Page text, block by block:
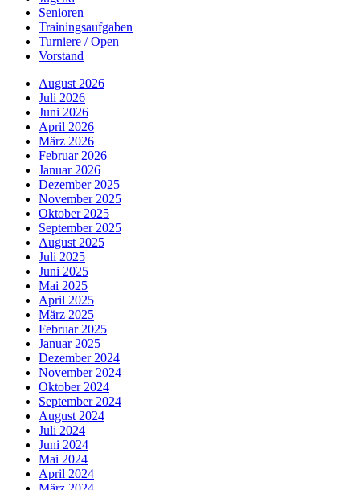
Senioren
Trainingsaufgaben
Turniere / Open
Vorstand
August 2026
Juli 2026
Juni 2026
April 2026
März 2026
Februar 2026
Januar 2026
Dezember 2025
November 2025
Oktober 2025
September 2025
August 2025
Juli 2025
Juni 2025
Mai 2025
April 2025
März 2025
Februar 2025
Januar 2025
Dezember 2024
November 2024
Oktober 2024
September 2024
August 2024
Juli 2024
Juni 2024
Mai 2024
April 2024